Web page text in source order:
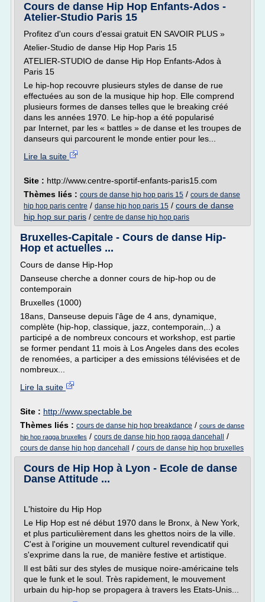
Cours de danse Hip Hop Enfants-Ados -
Atelier-Studio Paris 15
Profitez d'un cours d'essai gratuit EN SAVOIR PLUS »
Atelier-Studio de danse Hip Hop Paris 15
ATELIER-STUDIO de danse Hip Hop Enfants-Ados à
Paris 15
Le hip-hop recouvre plusieurs styles de danse de rue
effectuées au son de la musique hip hop. Elle comprend
plusieurs formes de danses telles que le breaking créé
dans les années 1970. Le hip-hop a été popularisé
par Internet, par les « battles » de danse et les troupes de
danseurs qui parcourent le monde entier pour les...
Lire la suite
Site : http://www.centre-sportif-enfants-paris15.com
Thèmes liés : cours de danse hip hop paris 15 / cours de danse
hip hop paris centre / danse hip hop paris 15 / cours de danse
hip hop sur paris / centre de danse hip hop paris
Bruxelles-Capitale - Cours de danse Hip-
Hop et actuelles ...
Cours de danse Hip-Hop
Danseuse cherche a donner cours de hip-hop ou de
contemporain
Bruxelles (1000)
18ans, Danseuse depuis l'âge de 4 ans, dynamique,
complète (hip-hop, classique, jazz, contemporain,..) a
participé a de nombreux concours et workshop, est partie
se former pendant 11 mois à Los Angeles dans des ecoles
de renomées, a participer a des emissions télévisées et de
nombreux...
Lire la suite
Site : http://www.spectable.be
Thèmes liés : cours de danse hip hop breakdance / cours de danse
hip hop ragga bruxelles / cours de danse hip hop ragga dancehall /
cours de danse hip hop dancehall / cours de danse hip hop bruxelles
Cours de Hip Hop à Lyon - Ecole de danse
Danse Attitude ...
L'histoire du Hip Hop
Le Hip Hop est né début 1970 dans le Bronx, à New York,
et plus particulièrement dans les ghettos noirs de la ville.
C'est à l'origine un mouvement culturel revendicatif qui
s'exprime dans la rue, de manière festive et artistique.
Il est bâti sur des styles de musique noire-américaine tels
que le funk et le soul. Très rapidement, le mouvement
urbain du hip-hop se propagera à travers les Etats-Unis...